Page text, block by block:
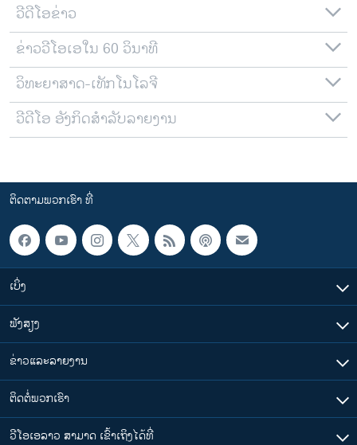
ວີດີໂອຂ່າວ
ຂ່າວວີໂອເອໃນ 60 ວິນາທີ
ວິທະຍາສາດ-ເທັກໂນໂລຈີ
ວີດີໂອ ອັງກິດສຳລັບລາຍງານ
ຕິດຕາມພວກເຮົາ ທີ່
ເບິ່ງ
ຟັງສຽງ
ຂ່າວແລະລາຍງານ
ຕິດຕໍ່ພວກເຮົາ
ວີໂອເອລາວ ສາມາດ ເຂົ້າເຖິງໄດ້ທີ່